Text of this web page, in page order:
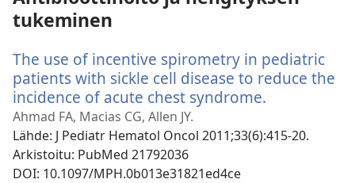
tukeminen
The use of incentive spirometry in pediatric
patients with sickle cell disease to reduce the
incidence of acute chest syndrome.
ikkunan)
Ahmad FA, Macias CG, Allen JY.
Lähde‎: J Pediatr Hematol Oncol 2011;33(6):415-20.
Arkistoitu‎: PubMed 21792036
DOI‎: 10.1097/MPH.0b013e31821ed4ce